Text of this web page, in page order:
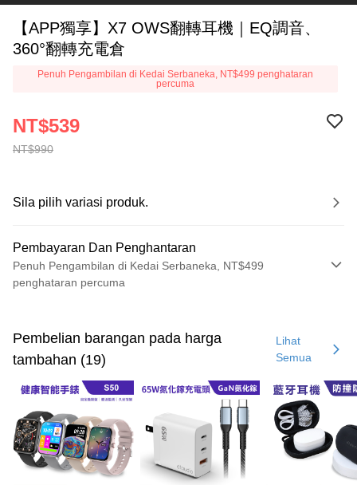
【APP獨享】X7 OWS翻轉耳機｜EQ調音、
360°翻轉充電倉
Penuh Pengambilan di Kedai Serbaneka, NT$499 penghataran
percuma
NT$990
NT$539
Sila pilih variasi produk.
Pembayaran Dan Penghantaran
Penuh Pengambilan di Kedai Serbaneka, NT$499
penghataran percuma
Kad Kredit (Bayaran Penuh)
Pengambilan di Kedai Serbaneka
LINE Pay
Apple Pay
JKOPAY
Pembelian barangan pada harga
tambahan (19)
Lihat
Semua